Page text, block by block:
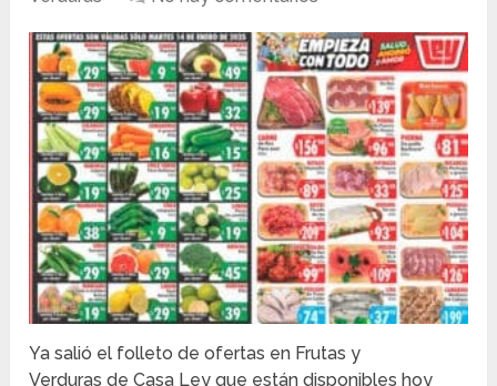
Ya salió el folleto de ofertas en Frutas y
Verduras de Casa Ley que están disponibles hoy